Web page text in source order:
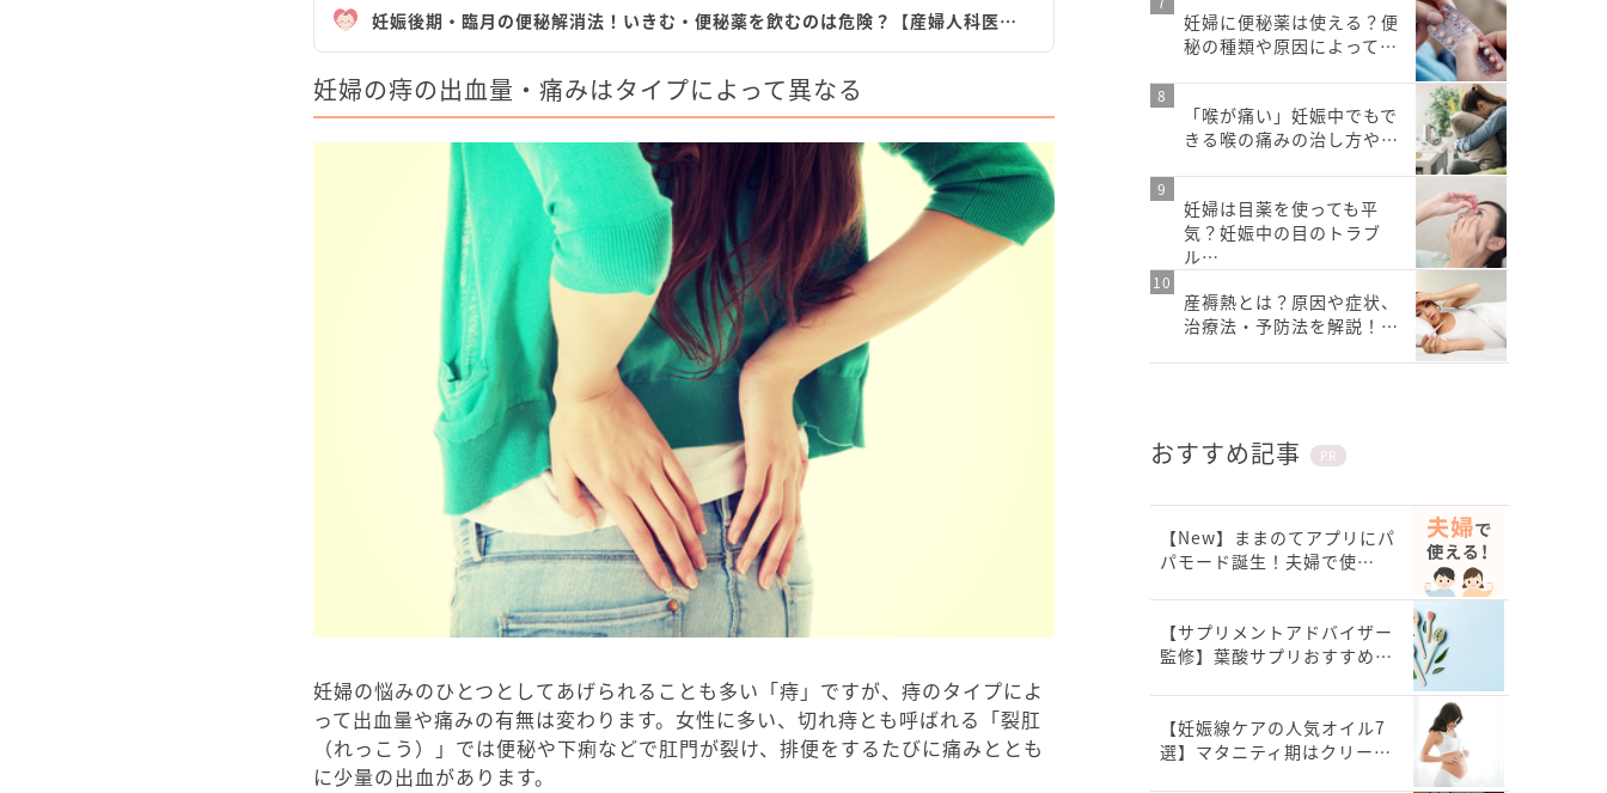
妊娠後期・臨月の便秘解消法！いきむ・便秘薬を飲むのは危険？【産婦人科医…
妊婦の痔の出血量・痛みはタイプによって異なる
妊婦の悩みのひとつとしてあげられることも多い「痔」ですが、痔のタイプによ
って出血量や痛みの有無は変わります。女性に多い、切れ痔とも呼ばれる「裂肛
（れっこう）」では便秘や下痢などで肛門が裂け、排便をするたびに痛みととも
に少量の出血があります。
妊婦に便秘薬は使える？便
秘の種類や原因によって…
「喉が痛い」妊娠中でもで
きる喉の痛みの治し方や…
妊婦は目薬を使っても平
気？妊娠中の目のトラブ
ル…
産褥熱とは？原因や症状、
治療法・予防法を解説！…
おすすめ記事 PR
【New】ままのてアプリにパ
パモード誕生！夫婦で使…
【サプリメントアドバイザー
監修】葉酸サプリおすすめ…
【妊娠線ケアの人気オイル7
選】マタニティ期はクリー…